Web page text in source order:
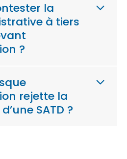
la
à tiers
?
rejette la
SATD ?